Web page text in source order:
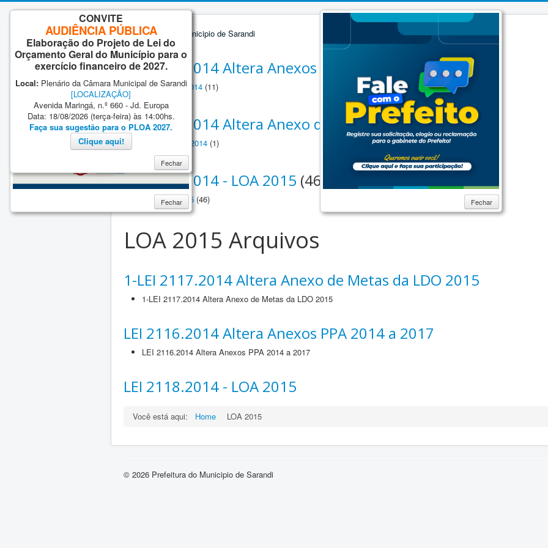
LEI 2116.2014 Altera Anexos PPA 2014 a 2017(12)
Anexos Lei 2116.2014 (11)
LEI 2117.2014 Altera Anexo de Metas da LDO 2015(2)
Anexos - Lei 2117-2014 (1)
LEI 2118.2014 - LOA 2015 (46)
ANEXOS LOA 2015 (46)
LOA 2015 Arquivos
1-LEI 2117.2014 Altera Anexo de Metas da LDO 2015
1-LEI 2117.2014 Altera Anexo de Metas da LDO 2015
LEI 2116.2014 Altera Anexos PPA 2014 a 2017
LEI 2116.2014 Altera Anexos PPA 2014 a 2017
LEI 2118.2014 - LOA 2015
Você está aqui: Home LOA 2015
© 2026 Prefeitura do Municipio de Sarandi
Fechar
CONVITE
AUDIÊNCIA PÚBLICA
Elaboração do Projeto de Lei do
Orçamento Geral do Município para o
exercício financeiro de 2027.
Local:Plenário da Câmara Municipal de Sarandi
[LOCALIZAÇÃO]
Avenida Maringá, n.º 660 - Jd. Europa
Data: 18/08/2026 (terça-feira) às 14:00hs.
Faça sua sugestão para o PLOA 2027.
Clique aqui!
Fechar
Fechar